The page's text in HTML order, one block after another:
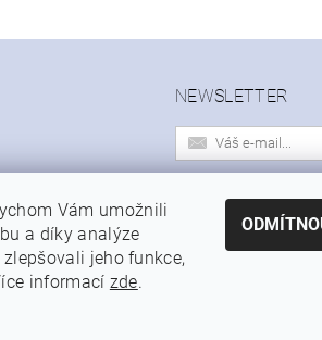
NEWSLETTER
podmínkami ochrany
pneuservis Auto-Pitel.cz
Vám umožnili
a díky analýze
jeho funkce,
informací zde.